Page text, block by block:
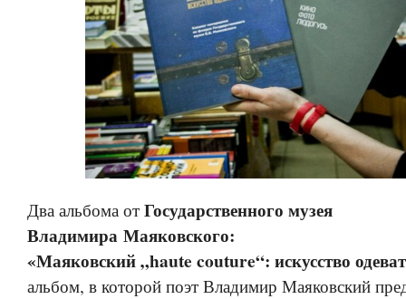
Два альбома от Государственного музея
Владимира Маяковского:
«Маяковский „haute couture“: искусство
альбом, в которой поэт Владимир Маяковский